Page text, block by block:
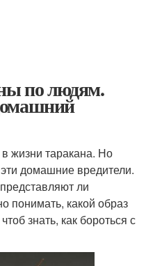
по людям.
жизни таракана. Но
домашние вредители.
ли
понимать, какой образ
знать, как бороться с